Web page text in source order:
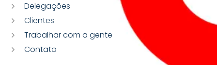
Delegações
Clientes
Trabalhar com a gente
Contato